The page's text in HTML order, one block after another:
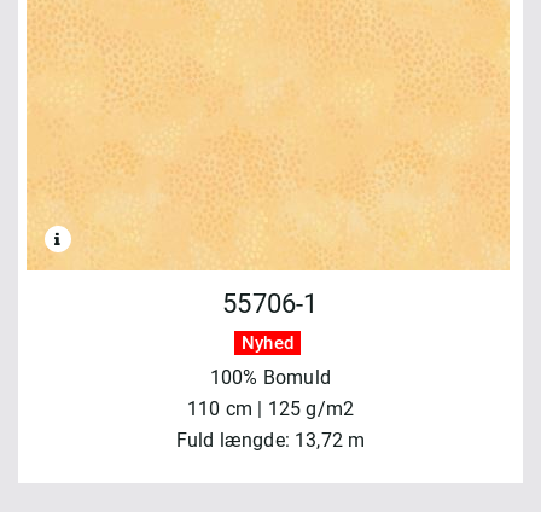
55706-1
Nyhed
100% Bomuld
110 cm | 125 g/m2
Fuld længde: 13,72 m